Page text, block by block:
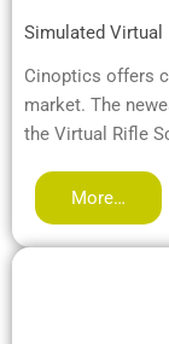
Simulated Virtual
Cinoptics offers
market. The
the Virtual Rifle
More…